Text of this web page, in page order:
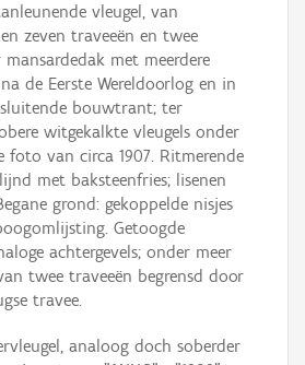
vleugel, van
zeven traveeën en twee
met meerdere
de Eerste Wereldoorlog en in
bouwtrant; ter
witgekalkte vleugels onder
foto van circa 1907. Ritmerende
met baksteenfries; lisenen
grond: gekoppelde nisjes
Getoogde
achtergevels; onder meer
twee traveeën begrensd door
travee.
analoog doch soberder